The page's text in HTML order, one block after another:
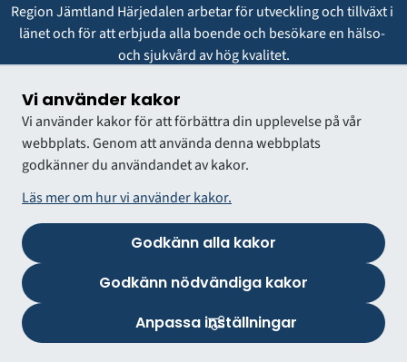
Vi använder kakor
Vi använder kakor för att förbättra din upplevelse på vår
webbplats. Genom att använda denna webbplats
godkänner du användandet av kakor.
Läs mer om hur vi använder kakor.
Godkänn alla kakor
Godkänn nödvändiga kakor
Anpassa inställningar
Region Jämtland Härjedalen arbetar för utveckling och tillväxt i
länet och för att erbjuda alla boende och besökare en hälso-
och sjukvård av hög kvalitet.
Vår vision är att vara en region att längta till och växa i.
Logga in
VÅRDGIVARWEBB